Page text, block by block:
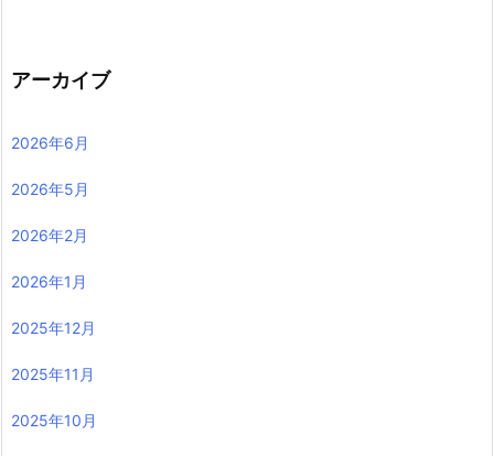
アーカイブ
2026年6月
2026年5月
2026年2月
2026年1月
2025年12月
2025年11月
2025年10月